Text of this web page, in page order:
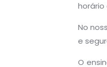
horário
No
e
O